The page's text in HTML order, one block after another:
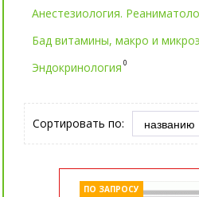
Анестезиология.
Бад витамины, макро и
Эндокринология 0
Сортировать по:
ПО ЗАПРОСУ